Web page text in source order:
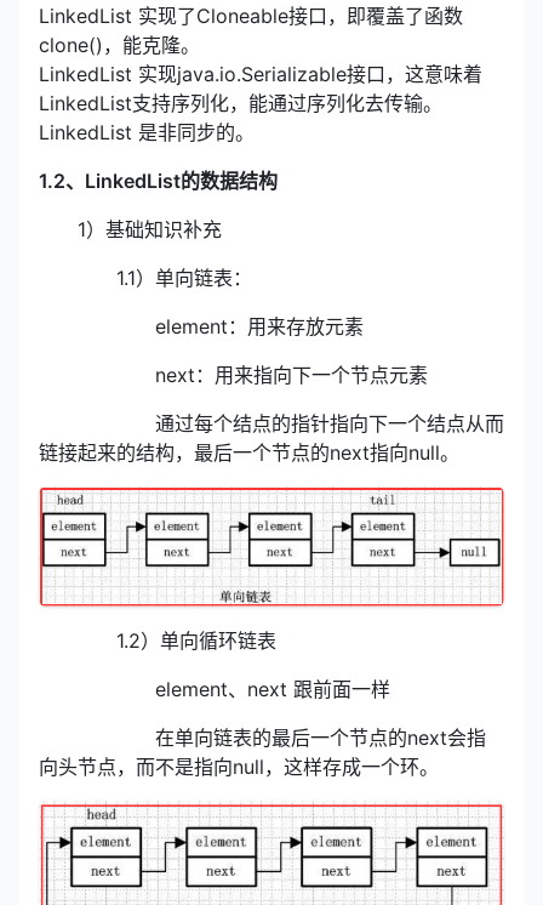
LinkedList 实现了Cloneable接口，即覆盖了函数
clone()，能克隆。
LinkedList 实现java.io.Serializable接口，这意味着
LinkedList支持序列化，能通过序列化去传输。
LinkedList 是非同步的。
1.2、LinkedList的数据结构
1）基础知识补充
1.1）单向链表：
element：用来存放元素
next：用来指向下一个节点元素
通过每个结点的指针指向下一个结点从而
链接起来的结构，最后一个节点的next指向null。
1.2）单向循环链表
element、next 跟前面一样
在单向链表的最后一个节点的next会指
向头节点，而不是指向null，这样存成一个环。